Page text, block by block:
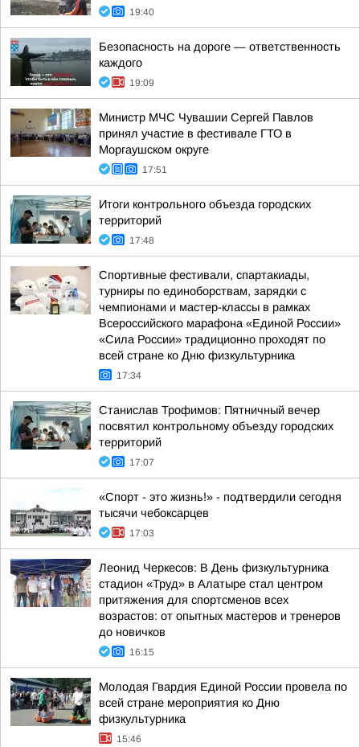
19:40
Безопасность на дороге — ответственность
каждого
19:09
Министр МЧС Чувашии Сергей Павлов
принял участие в фестивале ГТО в
Моргаушском округе
17:51
Итоги контрольного объезда городских
территорий
17:48
Спортивные фестивали, спартакиады,
турниры по единоборствам, зарядки с
чемпионами и мастер-классы в рамках
Всероссийского марафона «Единой России»
«Сила России» традиционно проходят по
всей стране ко Дню физкультурника
17:34
Станислав Трофимов: Пятничный вечер
посвятил контрольному объезду городских
территорий
17:07
«Спорт - это жизнь!» - подтвердили сегодня
тысячи чебоксарцев
17:03
Леонид Черкесов: В День физкультурника
стадион «Труд» в Алатыре стал центром
притяжения для спортсменов всех
возрастов: от опытных мастеров и тренеров
до новичков
16:15
Молодая Гвардия Единой России провела по
всей стране мероприятия ко Дню
физкультурника
15:46